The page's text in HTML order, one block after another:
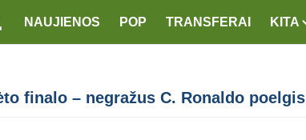
NAUJIENOS POP TRANSFERAI KITA
finalo – negražus C. Ronaldo poelgis